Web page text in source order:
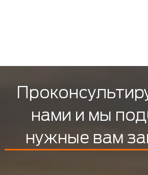
нами и мы
нужные вам